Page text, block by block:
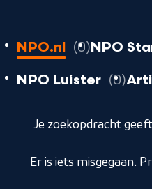
0
resultaten
geladen
NPO.nl 0 NPO
NPO Luister
0
Je zoekopdracht
Er is iets misgegaan.